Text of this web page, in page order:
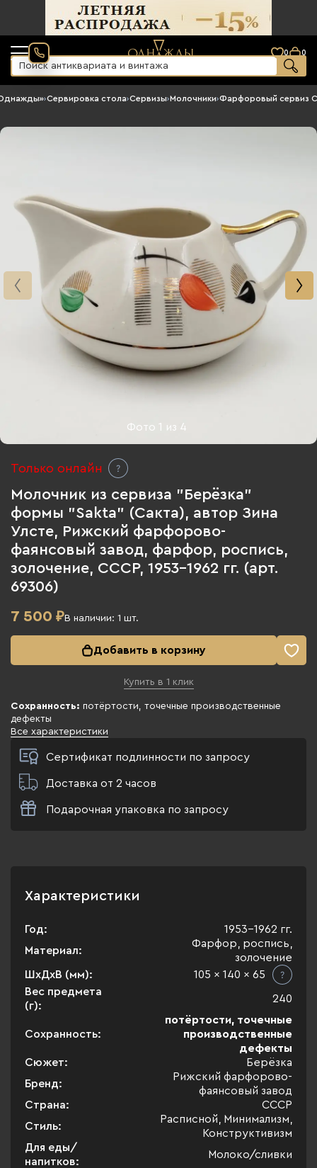
0 0
›Сервировка стола›Сервизы›Молочники›Фарфоровый сервиз
Фото 1 из 4
Только онлайн
Молочник из сервиза "Берёзка"
формы "Sakta" (Сакта), автор Зина
Улсте, Рижский фарфорово-
фаянсовый завод, фарфор, роспись,
золочение, СССР, 1953-1962 гг. (арт.
69306)
7 500 ₽В наличии: 1 шт.
Добавить в корзину
Купить в 1 клик
Сохранность: потёртости, точечные производственные
дефекты
Все характеристики
Сертификат подлинности по запросу
Доставка от 2 часов
Подарочная упаковка по запросу
Характеристики
Год:
1953-1962 гг.
Материал:
Фарфор, роспись,
золочение
ШхДхВ (мм):
105 x 140 x 65
Вес предмета
(г):
240
Сохранность:
потёртости, точечные
производственные
дефекты
Сюжет:
Берёзка
Бренд:
Рижский фарфорово-
фаянсовый завод
Страна:
СССР
Стиль:
Расписной, Минимализм,
Конструктивизм
Для еды/
напитков:
Молоко/сливки